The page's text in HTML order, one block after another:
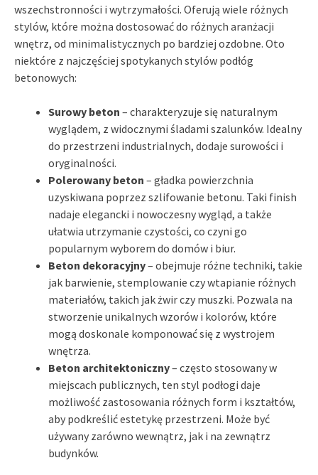
wszechstronności i wytrzymałości. Oferują wiele różnych
stylów, które można dostosować do różnych aranżacji
wnętrz, od minimalistycznych po bardziej ozdobne. Oto
niektóre z najczęściej spotykanych stylów podłóg
betonowych:
Surowy beton – charakteryzuje się naturalnym
wyglądem, z widocznymi śladami szalunków. Idealny
do przestrzeni industrialnych, dodaje surowości i
oryginalności.
Polerowany beton – gładka powierzchnia
uzyskiwana poprzez szlifowanie betonu. Taki finish
nadaje elegancki i nowoczesny wygląd, a także
ułatwia utrzymanie czystości, co czyni go
popularnym wyborem do domów i biur.
Beton dekoracyjny– obejmuje różne techniki, takie
jak barwienie, stemplowanie czy wtapianie różnych
materiałów, takich jak żwir czy muszki. Pozwala na
stworzenie unikalnych wzorów i kolorów, które
mogą doskonale komponować się z wystrojem
wnętrza.
Beton architektoniczny– często stosowany w
miejscach publicznych, ten styl podłogi daje
możliwość zastosowania różnych form i kształtów,
aby podkreślić estetykę przestrzeni. Może być
używany zarówno wewnątrz, jak i na zewnątrz
budynków.